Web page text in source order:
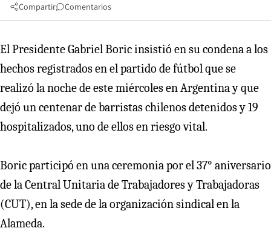
Compartir Comentarios
El Presidente Gabriel Boric insistió en su condena a los
hechos registrados en el partido de fútbol que se
realizó la noche de este miércoles en Argentina y que
dejó un centenar de barristas chilenos detenidos y 19
hospitalizados, uno de ellos en riesgo vital.
Boric participó en una ceremonia por el 37° aniversario
de la Central Unitaria de Trabajadores y Trabajadoras
(CUT), en la sede de la organización sindical en la
Alameda.